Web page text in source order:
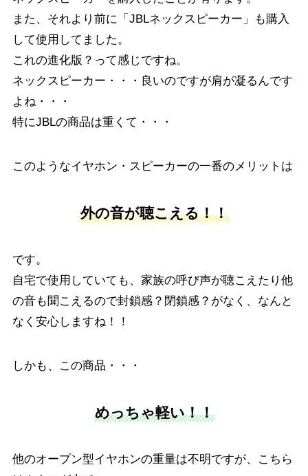
また、それより前に「JBLネックスピーカー」も購入
して使用してました。
これの進化版？って感じですね。
ネックスピーカー・・・良いのですが肩が凝るんです
よね・・・
特にJBLの商品は重くて・・・
このようなイヤホン・スピーカーの一番のメリットは
外の音が聴こえる！！
です。
自宅で使用していても、家族の呼び声が聴こえたり他
の音も聞こえるので封鎖感？閉鎖感？がなく、なんと
なく安心しますね！！
しかも、この商品・・・
めっちゃ軽い！！
他のオープン型イヤホンの重量は不明ですが、こちら